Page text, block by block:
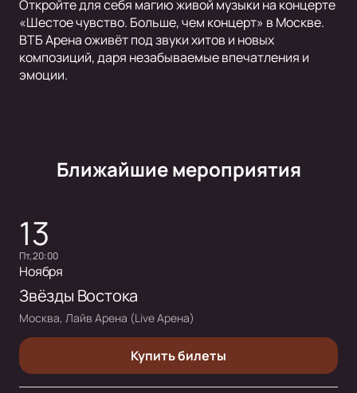
Откройте для себя магию живой музыки на концерте
«Шестое чувство. Больше, чем концерт» в Москве.
ВТБ Арена оживёт под звуки хитов и новых
композиций, даря незабываемые впечатления и
эмоции.
Ближайшие мероприятия
13
пт, 20:00
Ноября
Звёзды Востока
Москва, Лайв Арена (Live Арена)
Купить билеты